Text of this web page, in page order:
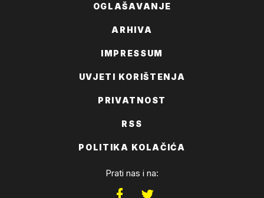
OGLAŠAVANJE
ARHIVA
IMPRESSUM
UVJETI KORIŠTENJA
PRIVATNOST
RSS
POLITIKA KOLAČIĆA
Prati nas i na: